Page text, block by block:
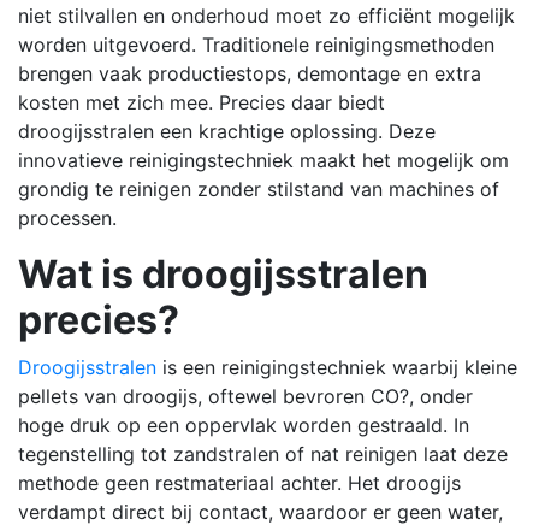
niet stilvallen en onderhoud moet zo efficiënt mogelijk
worden uitgevoerd. Traditionele reinigingsmethoden
brengen vaak productiestops, demontage en extra
kosten met zich mee. Precies daar biedt
droogijsstralen een krachtige oplossing. Deze
innovatieve reinigingstechniek maakt het mogelijk om
grondig te reinigen zonder stilstand van machines of
processen.
Wat is droogijsstralen
precies?
Droogijsstralen is een reinigingstechniek waarbij kleine
pellets van droogijs, oftewel bevroren CO?, onder
hoge druk op een oppervlak worden gestraald. In
tegenstelling tot zandstralen of nat reinigen laat deze
methode geen restmateriaal achter. Het droogijs
verdampt direct bij contact, waardoor er geen water,